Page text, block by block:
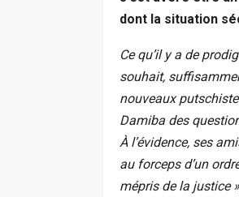
dont la situation
Ce qu’il y a de
souhait,
nouveaux
Damiba des
À l’évidence, ses
au forceps d’un
mépris de la justice